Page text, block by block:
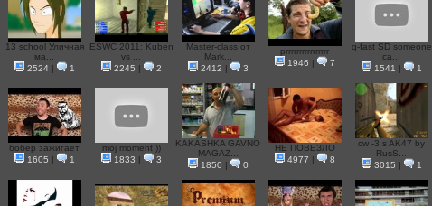
13 school Уличная
ма...
2524| 1
ESWC 2011: Kuben
vs ...
2245 | 2
Master-class от
Mark...
2412 | 3
prrrrrrrrrrrrrrrr
1946 | 7
q-fast SD someone
ca...
1541 | 1
бобёр зажигает
1605 | 1
moj moment ))
1833 | 3
KAKASHKA GAVNO
MAGAZ...
1850 | 0
НЕ ПОВЕЗЛО
4977 | 8
cw -3 s AK47 by
RusS...
3015 | 1